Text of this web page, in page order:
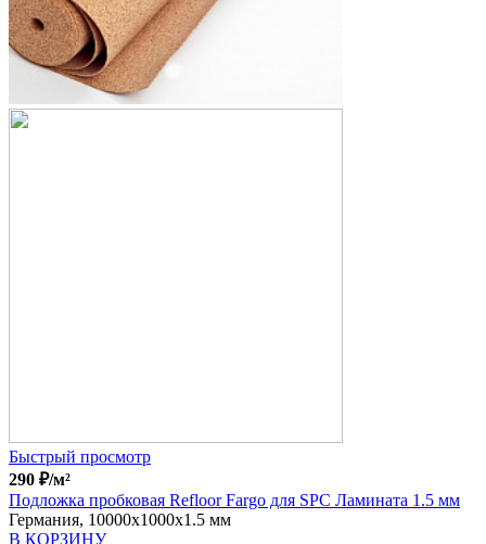
Быстрый просмотр
290 ₽/м²
Подложка пробковая Refloor Fargo для SPC Ламината 1.5 мм
Германия, 10000x1000x1.5 мм
В КОРЗИНУ